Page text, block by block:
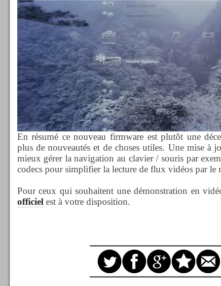
En résumé ce nouveau firmware est plutôt une
plus de nouveautés et de choses utiles. Une mise à
mieux gérer la navigation au clavier / souris par
codecs pour simplifier la lecture de flux vidéos par le
Pour ceux qui souhaitent une démonstration en
officiel est à votre disposition.